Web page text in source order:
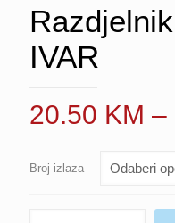
IVAR
20.50 KM –
Broj izlaza